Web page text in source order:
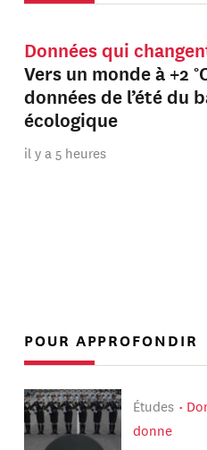
Données qui
Vers un monde à +2
données de l’été du
écologique
il y a 5 heures
POUR APPROFONDIR
Études
donne